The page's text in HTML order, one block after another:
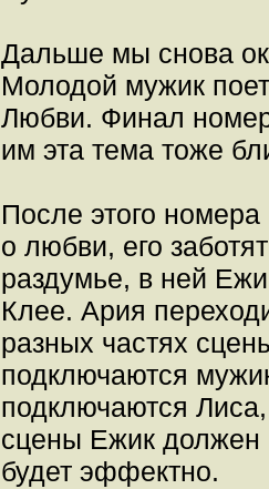
Дальше мы снова
Молодой мужик
Любви. Финал
им эта тема тоже
После этого
о любви, его
раздумье, в ней
Клее. Ария
разных частях
подключаются
подключаются
сцены Ежик должен
будет эффектно.